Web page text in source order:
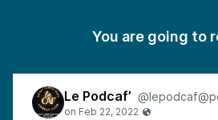
You are going to
Le Podcaf’